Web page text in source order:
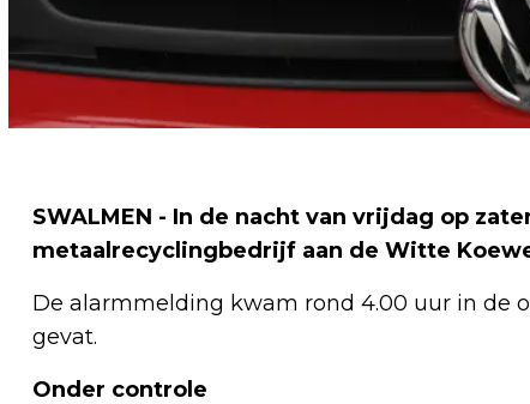
SWALMEN - In de nacht van vrijdag op
metaalrecyclingbedrijf aan de Witte
De alarmmelding kwam rond 4.00 uur in de
gevat.
Onder controle